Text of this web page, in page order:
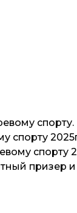
спорту
спорту
призер